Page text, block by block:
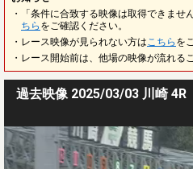
・「条件に合致する映像は取得できませ
ちら をご確認ください。
・レース映像が見られない方は こちら を
・レース開始前は、他場の映像が流れる
過去映像 2025/03/03 川崎 4R